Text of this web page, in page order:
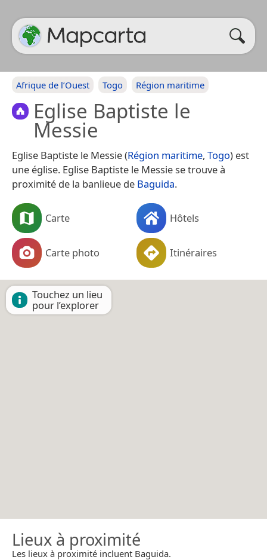
Afrique de l’Ouest Togo Région maritime
Eglise Baptiste le
Messie
Eglise Baptiste le Messie (Région maritime, Togo) est
une église. Eglise Baptiste le Messie se trouve à
proximité de la banlieue de Baguida.
Carte Hôtels
Carte photo Itinéraires
Touchez un lieu
pour l’explorer
Lieux à proximité
Les lieux à proximité incluent Baguida.